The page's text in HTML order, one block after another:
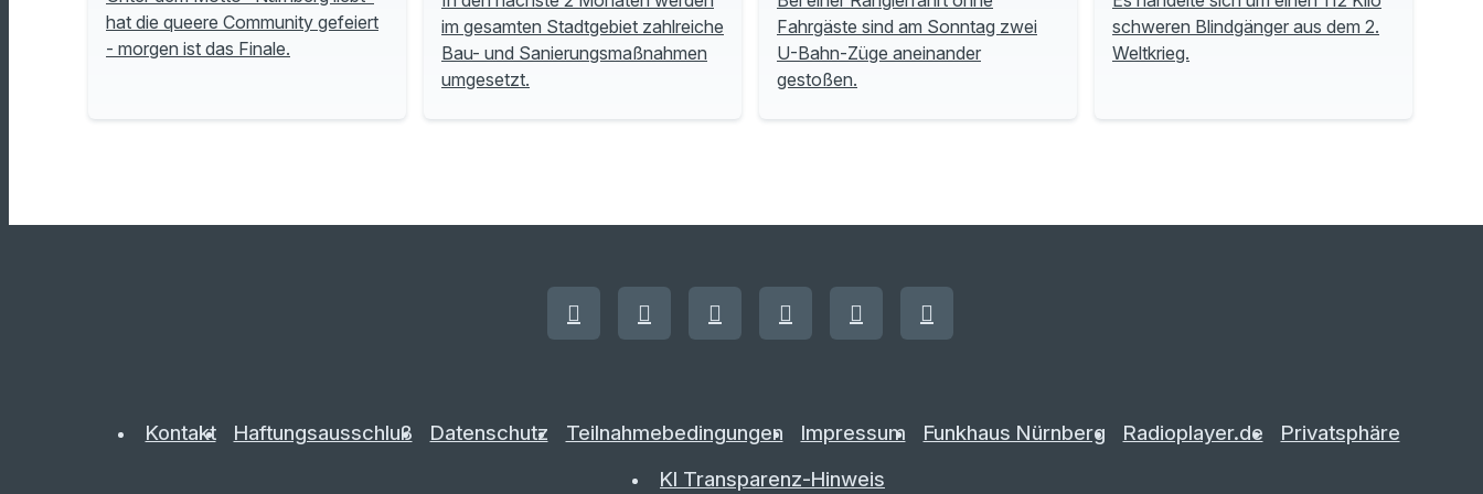
hat die queere Community gefeiert
- morgen ist das Finale.
im gesamten Stadtgebiet zahlreiche
Bau- und Sanierungsmaßnahmen
umgesetzt.
Fahrgäste sind am Sonntag zwei
U-Bahn-Züge aneinander
gestoßen.
schweren Blindgänger aus dem 2.
Weltkrieg.
Kontakt Haftungsausschluß Datenschutz Teilnahmebedingungen Impressum Funkhaus Nürnberg Radioplayer.de
Privatsphäre
KI Transparenz-Hinweis